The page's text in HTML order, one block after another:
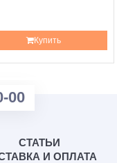
Купить
00
СТАТЬИ
И ОПЛАТА